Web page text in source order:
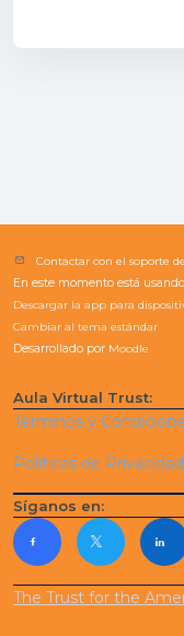
Contactar con el soporte
En este momento está
Descargar la app para
Cambiar al tema estándar
Desarrollado por Moodle
Aula Virtual Trust:
Términos y
Políticas de Privacidad
Síganos en:
The Trust for the